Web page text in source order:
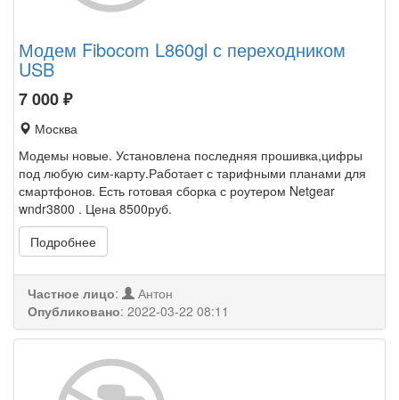
Модем Fibocom L860gl с переходником
USB
7 000₽
Москва
Модемы новые. Установлена последняя прошивка,цифры
под любую сим-карту.Работает с тарифными планами для
смартфонов. Есть готовая сборка с роутером Netgear
wndr3800 . Цена 8500руб.
Подробнее
Частное лицо:
Антон
Опубликовано: 2022-03-22 08:11